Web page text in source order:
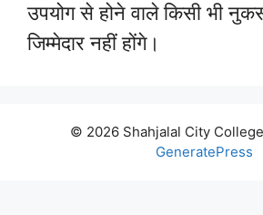
उपयोग से होने वाले किसी भी
जिम्मेदार नहीं होंगे।
© 2026 Shahjalal City College
GeneratePress